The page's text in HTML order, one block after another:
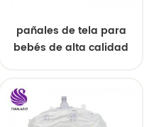
pañales de tela para
bebés de alta calidad